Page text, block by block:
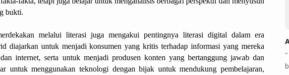
bukti.
melalui literasi juga mengakui pentingnya literasi digital dalam era
diajarkan untuk menjadi konsumen yang kritis terhadap informasi yang mereka
internet, serta untuk menjadi produsen konten yang bertanggung jawab dan
untuk menggunakan teknologi dengan bijak untuk mendukung pembelajaran,